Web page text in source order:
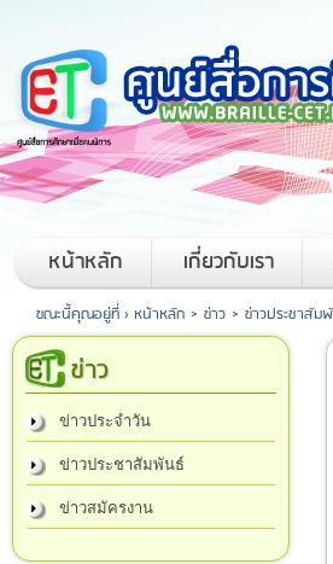
หน้าหลัก เกี่ยวกับเรา
ขณะนี้คุณอยู่ที่ › หน้าหลัก > ข่าว > ข่าวประชาสัม
ข่าว
ข่าวประจำวัน
ข่าวประชาสัมพันธ์
ข่าวสมัครงาน